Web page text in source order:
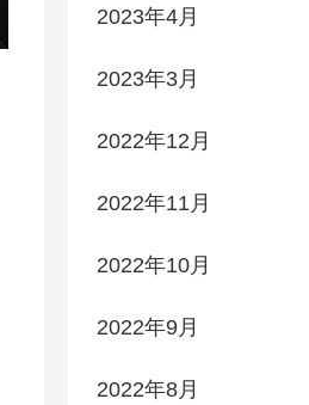
2023年4月
2023年3月
2022年12月
2022年11月
2022年10月
2022年9月
2022年8月